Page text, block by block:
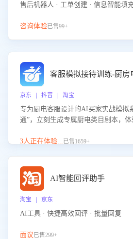
售后机器人 · 工单创建 · 信息智能填
咨询体验已售99+
客服模拟接待训练-厨房
京东 | 抖音 | 淘宝
专为厨电客服设计的AI买家实战模拟
通”，立刻生成专属厨电类目剧本，
实场景应对技巧！
3人正在体验...已售1659+
AI智能回评助手
淘宝 | 京东
AI工具 · 快捷高效回评 · 批量回复
面议已售299+